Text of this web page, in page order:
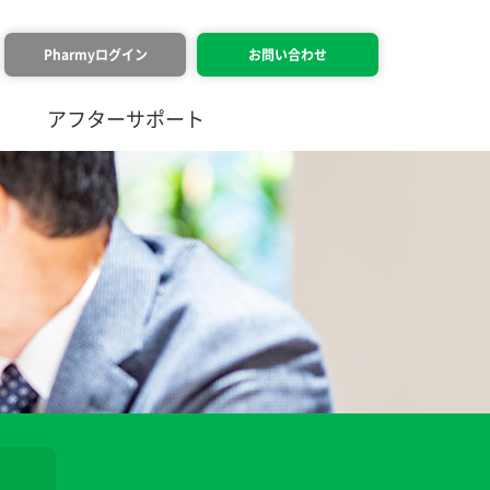
Pharmyログイン お問い合わせ
アフターサポート